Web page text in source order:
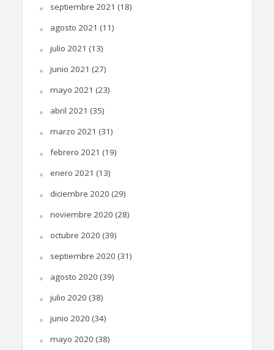
septiembre 2021 (18)
agosto 2021 (11)
julio 2021 (13)
junio 2021 (27)
mayo 2021 (23)
abril 2021 (35)
marzo 2021 (31)
febrero 2021 (19)
enero 2021 (13)
diciembre 2020 (29)
noviembre 2020 (28)
octubre 2020 (39)
septiembre 2020 (31)
agosto 2020 (39)
julio 2020 (38)
junio 2020 (34)
mayo 2020 (38)